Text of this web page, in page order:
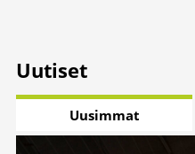
Uutiset
Uusimmat